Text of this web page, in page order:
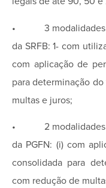
• 3 modalidades
da SRFB: 1- com
com aplicação de
para determinação
multas e juros;
• 2 modalidades
da PGFN: (i) com
consolidada para
com redução de